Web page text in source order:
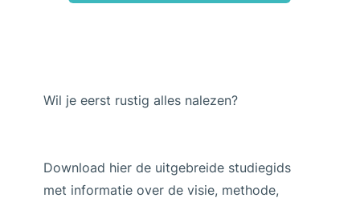
Wil je eerst rustig alles nalezen?
Download hier de uitgebreide studiegids
met informatie over de visie, methode,